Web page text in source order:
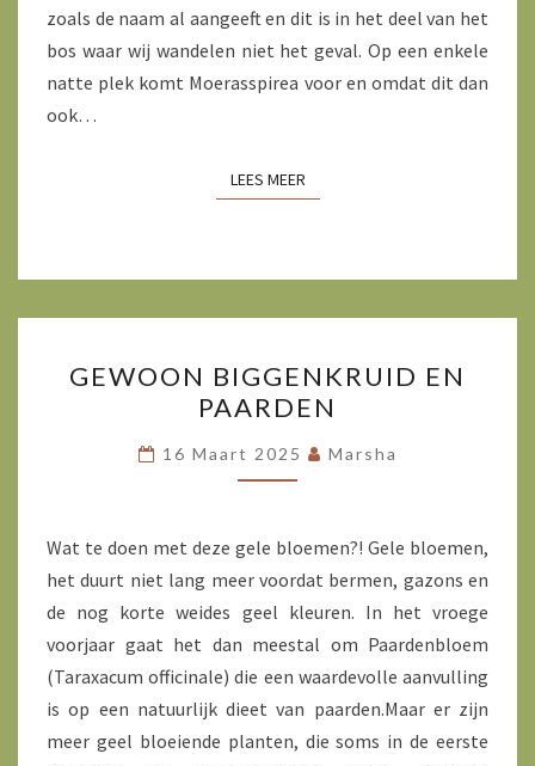
zoals de naam al aangeeft en dit is in het deel van het
bos waar wij wandelen niet het geval. Op een enkele
natte plek komt Moerasspirea voor en omdat dit dan
ook…
LEES MEERLEES MEER
BIGGENKRUID
EN
PAARDEN
GEWOON BIGGENKRUID EN
PAARDEN
16 Maart 2025 Marsha
Wat te doen met deze gele bloemen?! Gele bloemen,
het duurt niet lang meer voordat bermen, gazons en
de nog korte weides geel kleuren. In het vroege
voorjaar gaat het dan meestal om Paardenbloem
(Taraxacum officinale) die een waardevolle aanvulling
is op een natuurlijk dieet van paarden.Maar er zijn
meer geel bloeiende planten, die soms in de eerste